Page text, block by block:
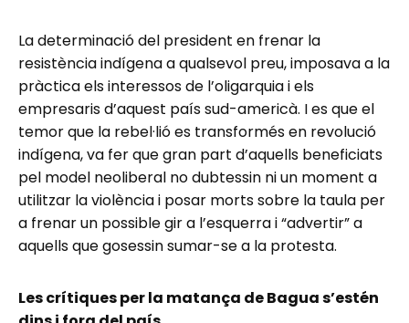
La determinació del president en frenar la
resistència indígena a qualsevol preu, imposava a la
pràctica els interessos de l’oligarquia i els
empresaris d’aquest país sud-americà. I es que el
temor que la rebel·lió es transformés en revolució
indígena, va fer que gran part d’aquells beneficiats
pel model neoliberal no dubtessin ni un moment a
utilitzar la violència i posar morts sobre la taula per
a frenar un possible gir a l’esquerra i “advertir” a
aquells que gosessin sumar-se a la protesta.
Les crítiques per la matança de Bagua s’estén